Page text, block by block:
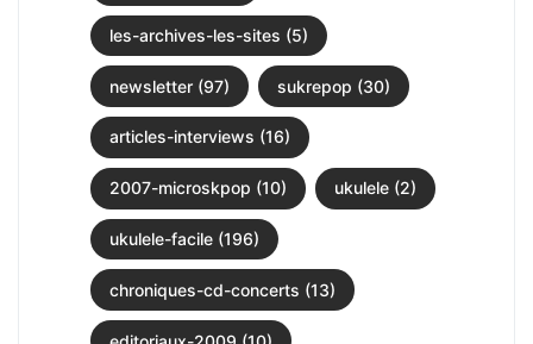
les-archives-les-sites (5)
newsletter (97) sukrepop (30)
articles-interviews (16)
2007-microskpop (10) ukulele (2)
ukulele-facile (196)
chroniques-cd-concerts (13)